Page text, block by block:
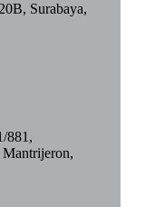
Surabaya,
881,